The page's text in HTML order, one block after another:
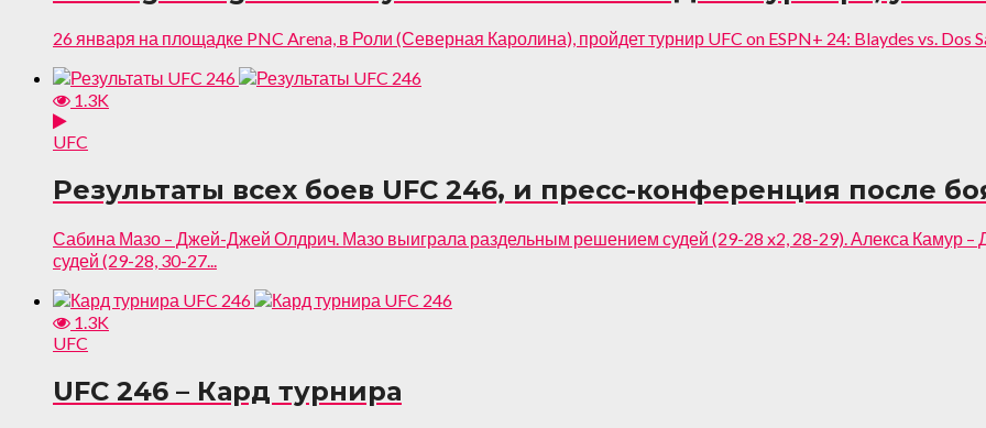
26 января на площадке PNC Arena, в Роли (Северная Каролина), пройдет турнир UFC on ESPN+ 24: Blaydes vs. Dos
1.3K
UFC
Результаты всех боев UFC 246, и пресс-конференция после
Сабина Мазо – Джей-Джей Олдрич. Мазо выиграла раздельным решением судей (29-28 x2, 28-29). Алекса Камур
судей (29-28, 30-27...
1.3K
UFC
UFC 246 – Кард турнира